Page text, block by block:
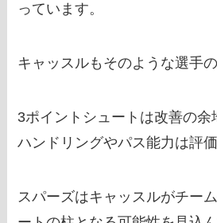
っています。
キャッスルもそのような選手の
3ポイントシュートは改善の余
ハンドリングやパス能力は評
スパーズはキャッスルがチー